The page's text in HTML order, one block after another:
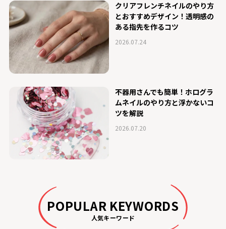
クリアフレンチネイルのやり方
とおすすめデザイン！透明感の
ある指先を作るコツ
2026.07.24
不器用さんでも簡単！ホログラ
ムネイルのやり方と浮かないコ
ツを解説
2026.07.20
POPULAR KEYWORDS
人気キーワード